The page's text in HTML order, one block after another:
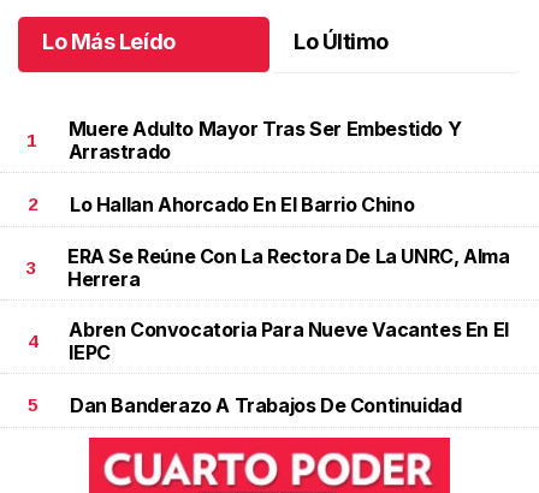
Lo Más Leído Lo Último
1
Muere Adulto Mayor Tras Ser Embestido Y
Arrastrado
2 Lo Hallan Ahorcado En El Barrio Chino
3
ERA Se Reúne Con La Rectora De La UNRC, Alma
Herrera
4
Abren Convocatoria Para Nueve Vacantes En El
IEPC
5 Dan Banderazo A Trabajos De Continuidad